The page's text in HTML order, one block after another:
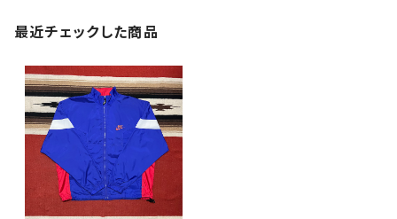
最近チェックした商品